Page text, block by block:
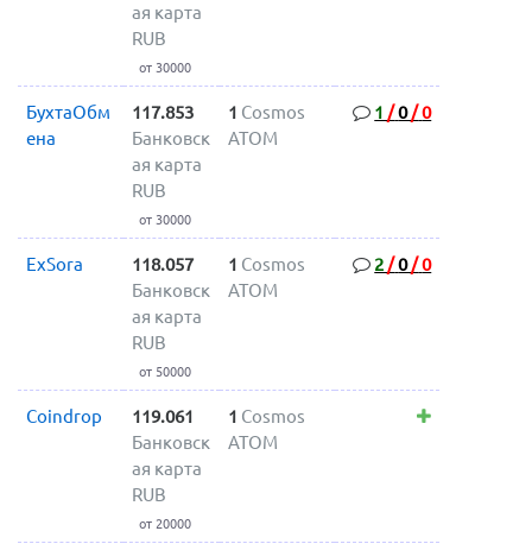
ая карта
RUB
от 30000
БухтаОбм
ена
117.853
Банковск
ая карта
RUB
от 30000
1 Cosmos
ATOM
1 /0/0
ExSora
118.057
Банковск
ая карта
RUB
от 50000
1 Cosmos
ATOM
2 /0/0
Coindrop
119.061
Банковск
ая карта
RUB
от 20000
1 Cosmos
ATOM